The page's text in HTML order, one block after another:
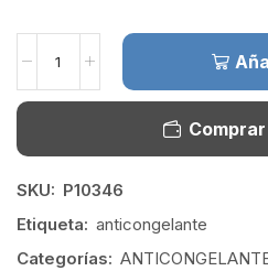
SKU: P10346
Etiqueta: anticongelante
Categorías: